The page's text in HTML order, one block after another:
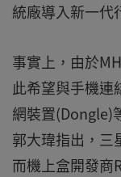
統廠導入新一代
事實上，由於
此希望與手機連
網裝置(Dongle)
郭大瑋指出，三
而機上盒開發商